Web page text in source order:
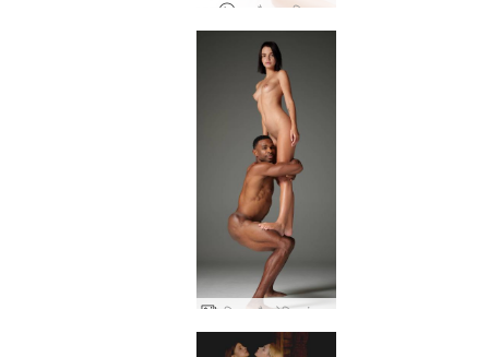
हस्तमैथुन मालिश
एरियल और रोबिन नंगी कला